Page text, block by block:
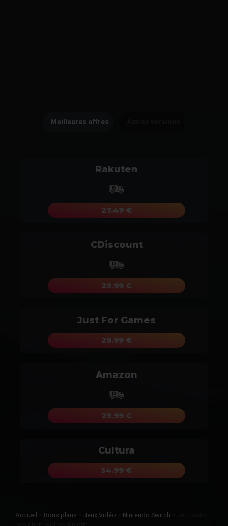
Meilleures offres
Rakuten
27.49 €
CDiscount
29.99 €
Just For Games
29.99 €
Amazon
29.99 €
Cultura
34.99 €
Accueil Bons plans Jeux Vidéo Nintendo Switch